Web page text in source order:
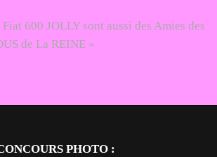
600 JOLLY sont aussi des Amies des
de La REINE »
PHOTO :